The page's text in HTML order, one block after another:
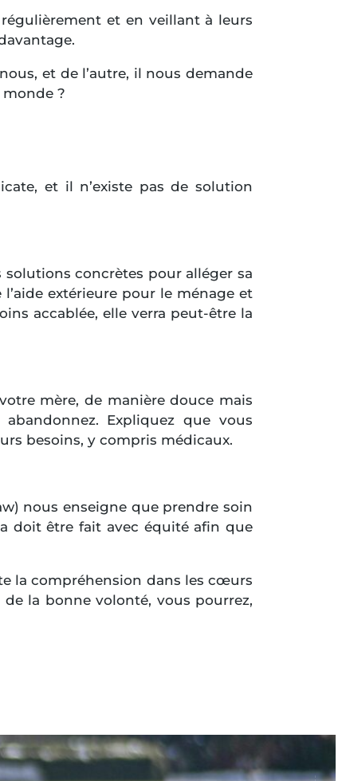
et en veillant à leurs
et de l’autre, il nous demande
?
et il n’existe pas de solution
concrètes pour alléger sa
extérieure pour le ménage et
accablée, elle verra peut-être la
mère, de manière douce mais
Expliquez que vous
besoins, y compris médicaux.
nous enseigne que prendre soin
doit être fait avec équité afin que
la compréhension dans les cœurs
la bonne volonté, vous pourrez,